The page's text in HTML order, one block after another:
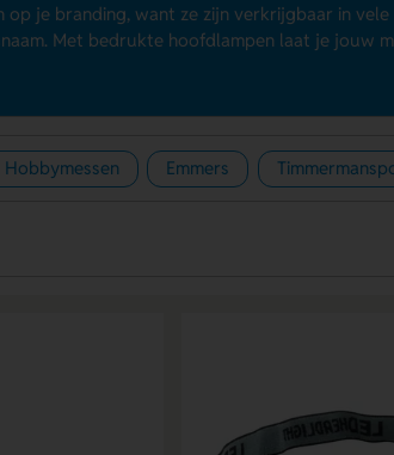
op je branding, want ze zijn verkrijgbaar in
Met bedrukte hoofdlampen laat je jouw
Hobbymessen Emmers